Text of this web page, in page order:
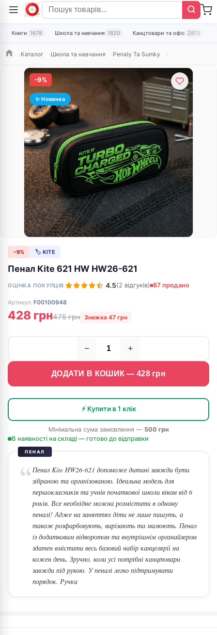
Книги 1678 Школа та навчання 1820 Канцтовари та офіс 2813
ГоловнаКаталог Школа та навчання Penaly Ta Sumky
-9%
✨ Новинка
−9% 🏷 KITE
Пенал Kite 621 HW HW26-621
ОЦІНКА ПОКУПЦІВ 4.5(2 відгуків) 87 продано
Артикул: F00100948
428 грн475 грн Знижка 47 грн
− +
ДОДАТИ В КОШИК — 428грн
⚡ Купити в 1 клік
Мінімальна сума замовлення — 500 грн
В наявності на складі — готово до відправки
ПЕНАЛ
Пенал Kite HW26-621 допоможе дитині завжди бути
зібраною та організованою. Ідеальна модель для
першокласників та учнів початкової школи віком від 6
років. Все необхідне можна розмістити в одному
пеналі! Адже на заняттях діти не лише пишуть, а
також розфарбовують, вирізають та малюють. Пенал
із додатковим відворотом та внутрішнім органайзером
здатен вмістити весь базовий набір канцелярії на
кожен день. Зручно, коли усі потрібні канцтовари
завжди під рукою. У пеналі легко підтримувати
порядок. Ручки